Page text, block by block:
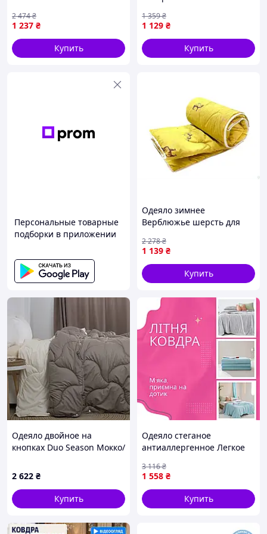
эффектом алоэ вера легкая
и дышащая
1 237 ₴
2 474₴
Купить
1 129 ₴
1 359₴
Купить
Персональные товарные
подборки в приложении
Одеяло зимнее
Верблюжье шерсть для
гипоаллергенное из
микрофибры и
холлофайбера
1 139 ₴
2 278₴
Купить
Одеяло двойное на
кнопках Duo Season Мокко/
200x210
2 622 ₴
Купить
Одеяло стеганое
антиаллергенное Легкое
Легкое летнее одеяло
тонкое Одеяла на кровать
1 558 ₴
3 116₴
Купить